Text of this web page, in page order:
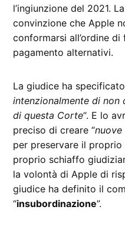
l’ingiunzione del 2021.
convinzione che Apple
conformarsi all’ordine
pagamento alternativi.
La giudice ha
intenzionalmente di non
di questa Corte“. E lo
preciso di creare “
per preservare il
proprio schiaffo
la volontà di Apple di
giudice ha definito il
“insubordinazione”.